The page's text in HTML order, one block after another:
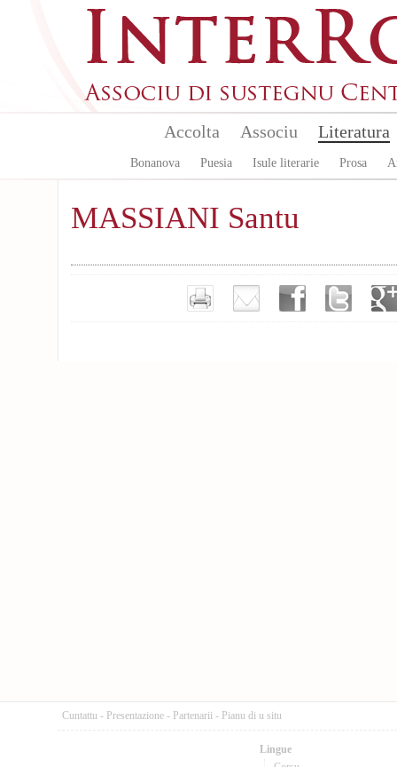
Accolta Associu Literatura
Bonanova Puesia Isule literarie Prosa
MASSIANI Santu
Cuntattu - Presentazione - Partenarii - Pianu di u situ
Lingue